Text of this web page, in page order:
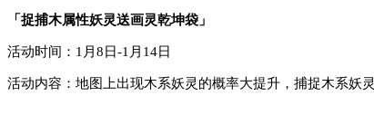
「 捉捕木属性妖灵送画灵乾坤袋 」
活动时间： 1月8日-1月14日
活动内容：地图上出现木系妖灵的概率大提升 ，捕捉木系妖灵